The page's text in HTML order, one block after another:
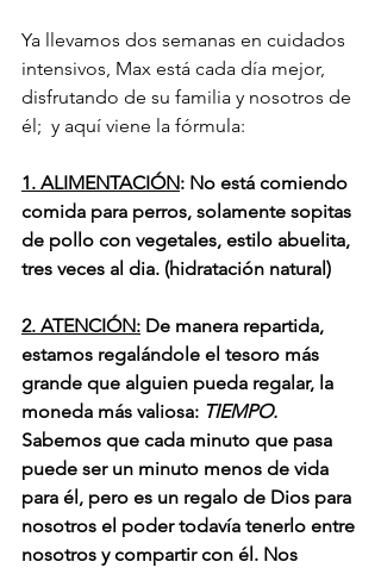
Ya llevamos dos semanas en cuidados
intensivos, Max está cada día mejor,
disfrutando de su familia y nosotros de
él;  y aquí viene la fórmula:
1. ALIMENTACIÓN: No está comiendo
comida para perros, solamente sopitas
de pollo con vegetales, estilo abuelita,
tres veces al dia. (hidratación natural)
2. ATENCIÓN: De manera repartida,
estamos regalándole el tesoro más
grande que alguien pueda regalar, la
moneda más valiosa: TIEMPO.
Sabemos que cada minuto que pasa
puede ser un minuto menos de vida
para él, pero es un regalo de Dios para
nosotros el poder todavía tenerlo entre
nosotros y compartir con él. Nos